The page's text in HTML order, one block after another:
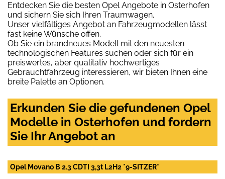
Entdecken Sie die besten Opel Angebote in Osterhofen
und sichern Sie sich Ihren Traumwagen.
Unser vielfältiges Angebot an Fahrzeugmodellen lässt
fast keine Wünsche offen.
Ob Sie ein brandneues Modell mit den neuesten
technologischen Features suchen oder sich für ein
preiswertes, aber qualitativ hochwertiges
Gebrauchtfahrzeug interessieren, wir bieten Ihnen eine
breite Palette an Optionen.
Erkunden Sie die gefundenen Opel
Modelle in Osterhofen und fordern
Sie Ihr Angebot an
Opel Movano B 2.3 CDTI 3,3t L2H2 *9-SITZER*